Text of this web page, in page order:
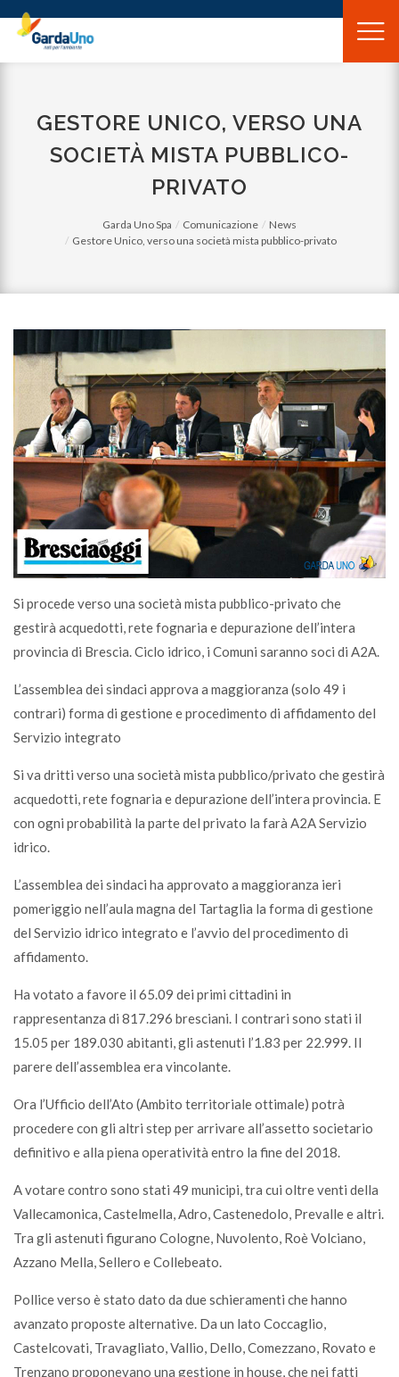
Gardauno
Spa
GESTORE UNICO, VERSO UNA
SOCIETÀ MISTA PUBBLICO-
PRIVATO
Garda Uno Spa Comunicazione
News
Gestore Unico, verso una società mista pubblico-privato
Si procede verso una società mista pubblico-privato che
gestirà acquedotti, rete fognaria e depurazione dell’intera
provincia di Brescia. Ciclo idrico, i Comuni saranno soci di A2A.
L’assemblea dei sindaci approva a maggioranza (solo 49 i
contrari) forma di gestione e procedimento di affidamento del
Servizio integrato
Si va dritti verso una società mista pubblico/privato che gestirà
acquedotti, rete fognaria e depurazione dell’intera provincia. E
con ogni probabilità la parte del privato la farà A2A Servizio
idrico.
L’assemblea dei sindaci ha approvato a maggioranza ieri
pomeriggio nell’aula magna del Tartaglia la forma di gestione
del Servizio idrico integrato e l’avvio del procedimento di
affidamento.
Ha votato a favore il 65.09 dei primi cittadini in
rappresentanza di 817.296 bresciani. I contrari sono stati il
15.05 per 189.030 abitanti, gli astenuti l’1.83 per 22.999. Il
parere dell’assemblea era vincolante.
Ora l’Ufficio dell’Ato (Ambito territoriale ottimale) potrà
procedere con gli altri step per arrivare all’assetto societario
definitivo e alla piena operatività entro la fine del 2018.
A votare contro sono stati 49 municipi, tra cui oltre venti della
Vallecamonica, Castelmella, Adro, Castenedolo, Prevalle e altri.
Tra gli astenuti figurano Cologne, Nuvolento, Roè Volciano,
Azzano Mella, Sellero e Collebeato.
Pollice verso è stato dato da due schieramenti che hanno
avanzato proposte alternative. Da un lato Coccaglio,
Castelcovati, Travagliato, Vallio, Dello, Comezzano, Rovato e
Trenzano proponevano una gestione in house, che nei fatti